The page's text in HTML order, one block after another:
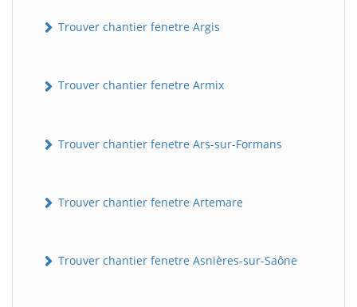
Trouver chantier fenetre Argis
Trouver chantier fenetre Armix
Trouver chantier fenetre Ars-sur-Formans
Trouver chantier fenetre Artemare
Trouver chantier fenetre Asnières-sur-Saône